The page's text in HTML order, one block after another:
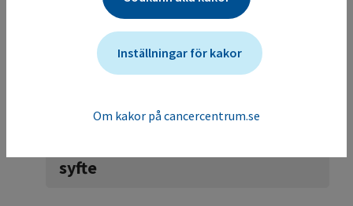
Strålbehandling
Strålbehandling med
syfte
Inställningar för kakor
Om kakor på cancercentrum.se